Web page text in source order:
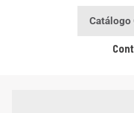
Catálogo